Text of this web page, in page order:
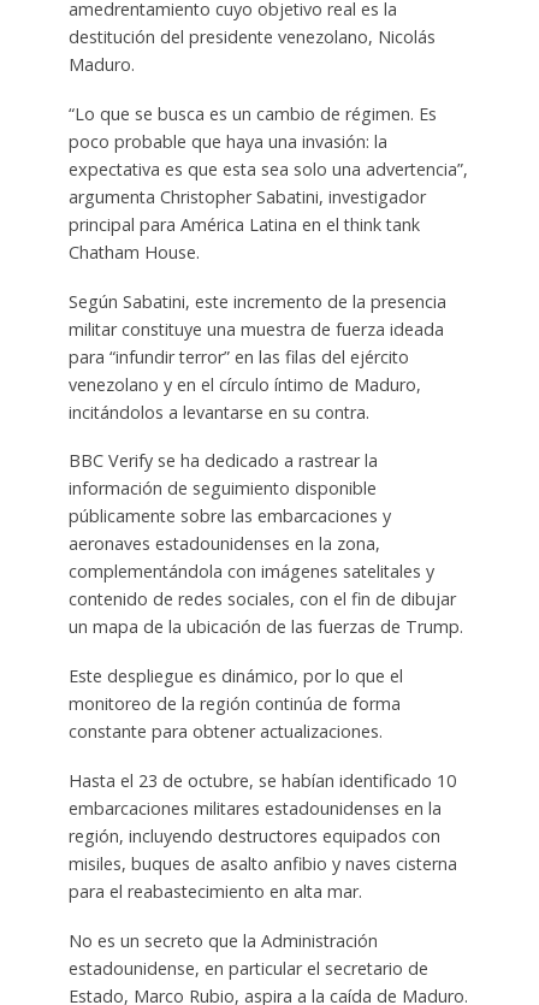
amedrentamiento cuyo objetivo real es la
destitución del presidente venezolano, Nicolás
Maduro.
“Lo que se busca es un cambio de régimen. Es
poco probable que haya una invasión: la
expectativa es que esta sea solo una advertencia”,
argumenta Christopher Sabatini, investigador
principal para América Latina en el think tank
Chatham House.
Según Sabatini, este incremento de la presencia
militar constituye una muestra de fuerza ideada
para “infundir terror” en las filas del ejército
venezolano y en el círculo íntimo de Maduro,
incitándolos a levantarse en su contra.
BBC Verify se ha dedicado a rastrear la
información de seguimiento disponible
públicamente sobre las embarcaciones y
aeronaves estadounidenses en la zona,
complementándola con imágenes satelitales y
contenido de redes sociales, con el fin de dibujar
un mapa de la ubicación de las fuerzas de Trump.
Este despliegue es dinámico, por lo que el
monitoreo de la región continúa de forma
constante para obtener actualizaciones.
Hasta el 23 de octubre, se habían identificado 10
embarcaciones militares estadounidenses en la
región, incluyendo destructores equipados con
misiles, buques de asalto anfibio y naves cisterna
para el reabastecimiento en alta mar.
No es un secreto que la Administración
estadounidense, en particular el secretario de
Estado, Marco Rubio, aspira a la caída de Maduro.